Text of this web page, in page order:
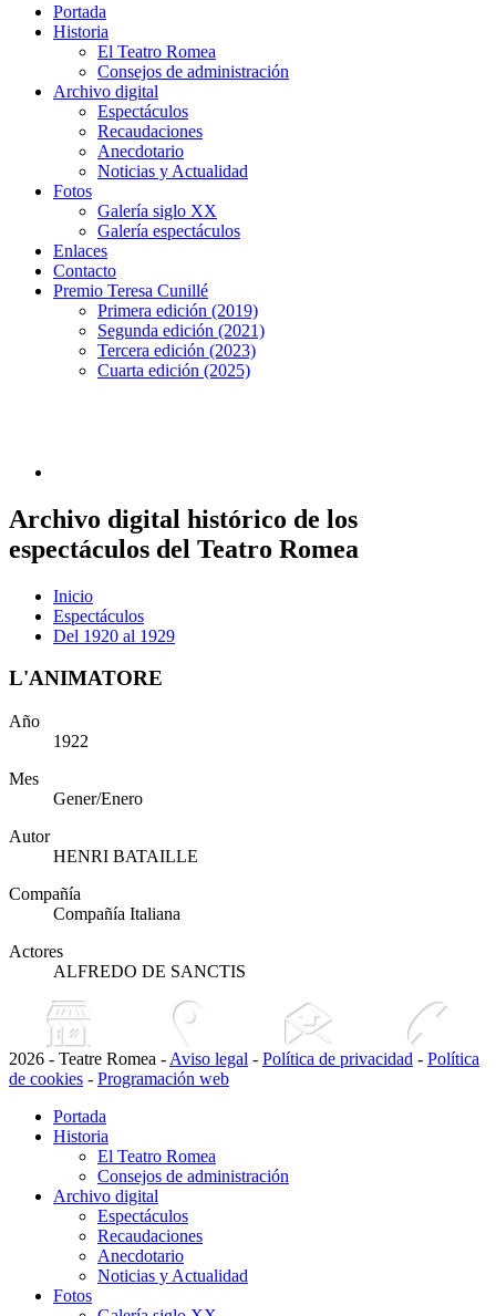
Portada
Historia
El Teatro Romea
Consejos de administración
Archivo digital
Espectáculos
Recaudaciones
Anecdotario
Noticias y Actualidad
Fotos
Galería siglo XX
Galería espectáculos
Enlaces
Contacto
Premio Teresa Cunillé
Primera edición (2019)
Segunda edición (2021)
Tercera edición (2023)
Cuarta edición (2025)
Archivo digital histórico de los
espectáculos del Teatro Romea
Inicio
Espectáculos
Del 1920 al 1929
L'ANIMATORE
Año
1922
Mes
Gener/Enero
Autor
HENRI BATAILLE
Compañía
Compañía Italiana
Actores
ALFREDO DE SANCTIS
2026 - Teatre Romea - Aviso legal - Política de privacidad - Política
de cookies - Programación web
Portada
Historia
El Teatro Romea
Consejos de administración
Archivo digital
Espectáculos
Recaudaciones
Anecdotario
Noticias y Actualidad
Fotos